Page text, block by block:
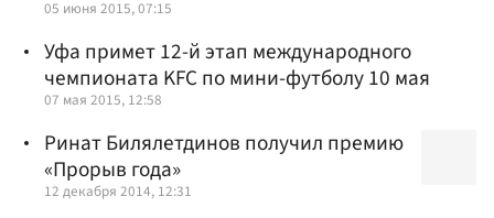
05 июня 2015, 07:15
Уфа примет 12-й этап международного
чемпионата KFC по мини-футболу 10 мая
07 мая 2015, 12:58
Ринат Билялетдинов получил премию
«Прорыв года»
12 декабря 2014, 12:31